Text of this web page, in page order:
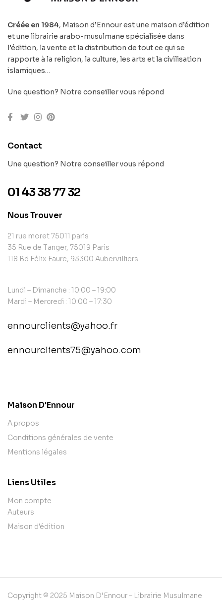
Créée en 1984, Maison d’Ennour est une maison d’édition
et une librairie arabo-musulmane spécialisée dans
l’édition, la vente et la distribution de tout ce qui se
rapporte à la religion, la culture, les arts et la civilisation
islamiques…
Une question? Notre conseiller vous répond
Contact
Une question? Notre conseiller vous répond
01 43 38 77 32
Nous Trouver
21 rue moret 75011 paris
35 Rue de Tanger, 75019 Paris
118 Bd Félix Faure, 93300 Aubervilliers
Lundi – Dimanche : 10:00 – 19:00
Mardi – Mercredi : 10:00 – 17:30
ennourclients@yahoo.fr
ennourclients75@yahoo.com
Maison D'Ennour
A propos
Conditions générales de vente
Mentions légales
Liens Utiles
Mon compte
Auteurs
Maison d'édition
Copyright © 2025 Maison D’Ennour – Librairie Musulmane